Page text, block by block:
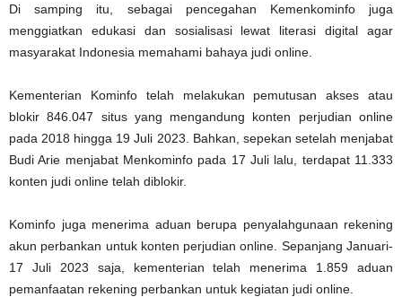
Di samping itu, sebagai pencegahan Kemenkominfo juga
menggiatkan edukasi dan sosialisasi lewat literasi digital agar
masyarakat Indonesia memahami bahaya judi online.
Kementerian Kominfo telah melakukan pemutusan akses atau
blokir 846.047 situs yang mengandung konten perjudian online
pada 2018 hingga 19 Juli 2023. Bahkan, sepekan setelah menjabat
Budi Arie menjabat Menkominfo pada 17 Juli lalu, terdapat 11.333
konten judi online telah diblokir.
Kominfo juga menerima aduan berupa penyalahgunaan rekening
akun perbankan untuk konten perjudian online. Sepanjang Januari-
17 Juli 2023 saja, kementerian telah menerima 1.859 aduan
pemanfaatan rekening perbankan untuk kegiatan judi online.